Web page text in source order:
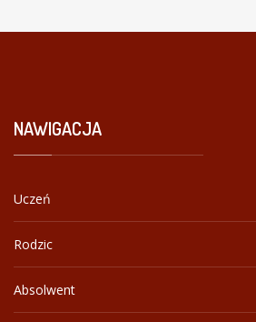
NAWIGACJA
Uczeń
Rodzic
Absolwent